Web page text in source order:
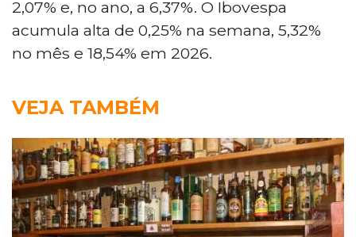
2,07% e, no ano, a 6,37%. O Ibovespa
acumula alta de 0,25% na semana, 5,32%
no mês e 18,54% em 2026.
VEJA TAMBÉM